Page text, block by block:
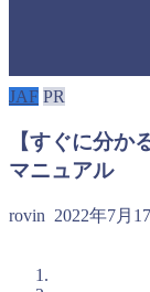
JAF PR
【すぐに分か
マニュアル
rovin 2022年7月